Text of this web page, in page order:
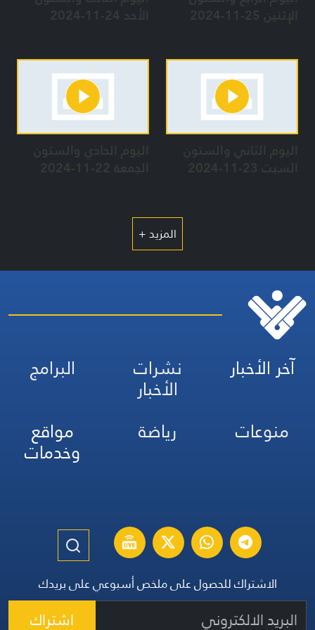
مستوطِنَيْنِ في "كِريَات شِمونه"، واندلاعِ حريقٍ كبيرٍ في المنطقةِ.
ودعا رئيسُ بلديَّةِ "كِريَات شِمونه" مَن تبقَّى من السكّانِ إلى مغادرةِ
المستوطَنةِ.
وفي تحقيقٍ أجرَتْه الفرقةُ (98) بعدَ معركةٍ خاضَتْها وحداتٌ تابعةٌ لها،
تبيَّن أنَّ عناصرَ حزبِ الله يمتلكون ذخائرَ عاليةَ الفتكِ، قادرةً على
اختراقِ الدُّروعِ الخَزفيَّةِ.
وقد سُجِّل خلالَ هذا اليومِ إطلاقُ صفّاراتِ الإنذارِ خمسًا وعشرينَ
ومعظمِ مستوطناتِ إصبعِ الجليلِ.
سلسلة "أُولي البأس"... ليست مجرد عرضٍ للأحداث، بل هي وثيقة
تاريخية، عبر حلقات يومية، تسطّر بطولات رجالٍ كتبوا بدمهم
وصمودهم فصولًا ساطعة من تاريخ المقاومة.
"أُولي البأس"... حكاية الذين لم يُهزَموا، بل صنعوا بدمائهم ذاكرة
المجد والخلود التي ستبقى حيّة.
الأحد 24-11-2024
اليوم الثاني والستون
السبت 23-11-2024
اليوم الحادي والستون
الجمعة 22-11-2024
المزيد +
آخر الأخبار نشرات
الأخبار
البرامج
منوعات
رياضة مواقع
وخدمات
الاشتراك للحصول على ملخص أسبوعي على بريدك
اشتراك